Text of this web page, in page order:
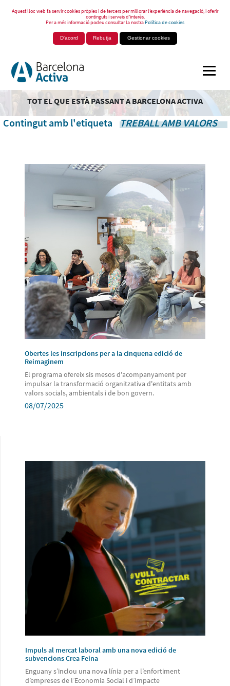
Aquest lloc web fa servir cookies pròpies i de tercers per millorar l’experiència de navegació, i oferir
continguts i serveis d’interès.
Per a més informació podeu consultar la nostraPolítica de cookies
D'acord Rebutja Gestionar cookies
TOT EL QUE ESTÀ PASSANT A BARCELONA ACTIVA
Contingut amb l'etiqueta TREBALL AMB VALORS .
Obertes les inscripcions per a la cinquena edició de
Reimaginem
El programa ofereix sis mesos d'acompanyament per
impulsar la transformació organitzativa d'entitats amb
valors socials, ambientals i de bon govern.
08/07/2025
Impuls al mercat laboral amb una nova edició de
subvencions Crea Feina
Enguany s’inclou una nova línia per a l’enfortiment
d’empreses de l’Economia Social i d’Impacte